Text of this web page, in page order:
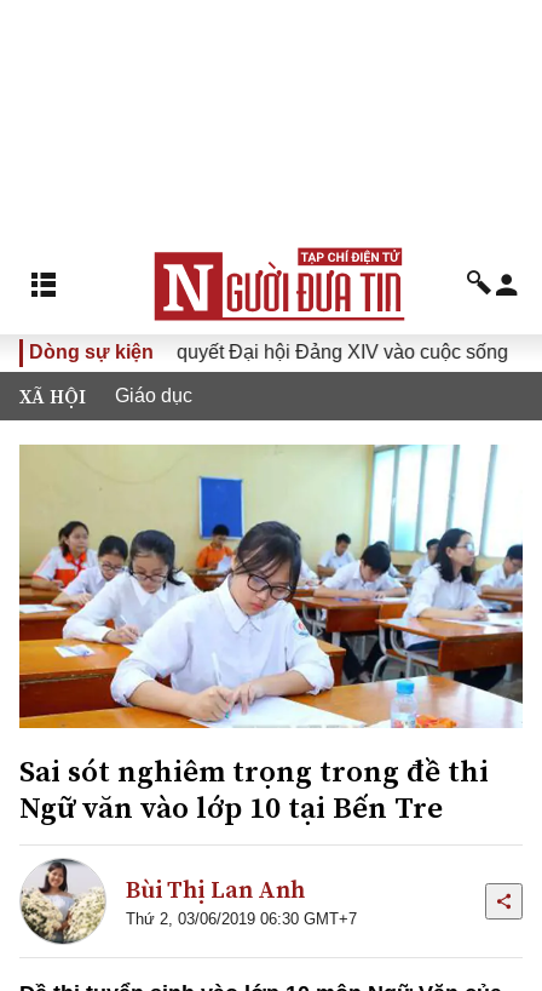
Dòng sự kiện
Đưa Nghị quyết Đại hội Đảng XIV vào cuộc sống
XÃ HỘI Giáo dục
Sai sót nghiêm trọng trong đề thi
Ngữ văn vào lớp 10 tại Bến Tre
Bùi Thị Lan Anh
Thứ 2, 03/06/2019 06:30 GMT+7